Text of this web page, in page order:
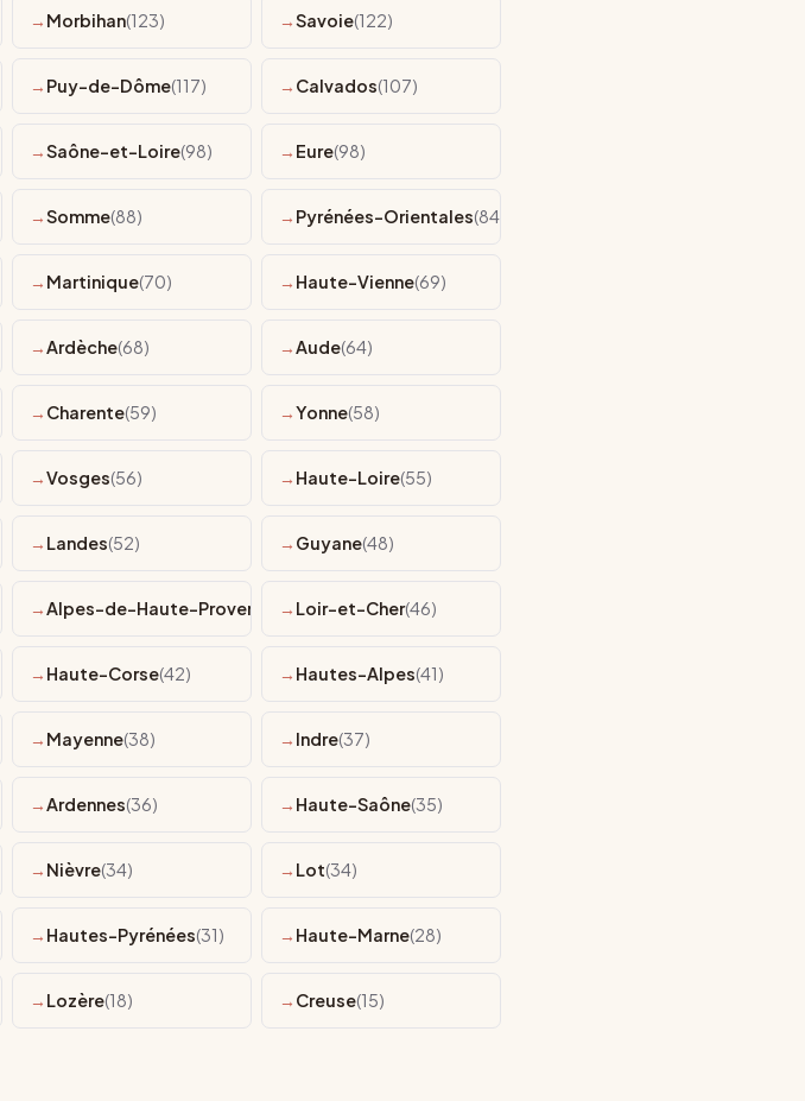
Morbihan(123) Savoie(122)
Puy-de-Dôme(117) Calvados(107)
Saône-et-Loire(98) Eure(98)
Somme(88) Pyrénées-Orientales(84)
Martinique(70) Haute-Vienne(69)
Ardèche(68) Aude(64)
Charente(59) Yonne(58)
Vosges(56) Haute-Loire(55)
Landes(52) Guyane(48)
Alpes-de-Haute-Provence (47)Loir-et-Cher(46)
Haute-Corse(42) Hautes-Alpes(41)
Mayenne(38) Indre(37)
Ardennes(36) Haute-Saône(35)
Nièvre(34) Lot(34)
Hautes-Pyrénées(31) Haute-Marne(28)
Lozère(18) Creuse(15)